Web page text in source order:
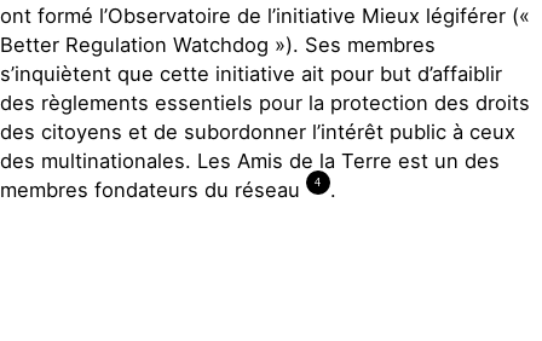
ont formé l’Observatoire de l’initiative Mieux légiférer («
Better Regulation Watchdog »). Ses membres
s’inquiètent que cette initiative ait pour but d’affaiblir
des règlements essentiels pour la protection des droits
des citoyens et de subordonner l’intérêt public à ceux
des multinationales. Les Amis de la Terre est un des
membres fondateurs du réseau
4 .